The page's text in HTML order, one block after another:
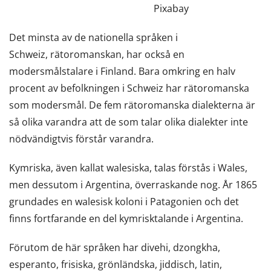
Pixabay
Det minsta av de nationella språken i
Schweiz, rätoromanskan, har också en
modersmålstalare i Finland. Bara omkring en halv
procent av befolkningen i Schweiz har rätoromanska
som modersmål. De fem rätoromanska dialekterna är
så olika varandra att de som talar olika dialekter inte
nödvändigtvis förstår varandra.
Kymriska, även kallat walesiska, talas förstås i Wales,
men dessutom i Argentina, överraskande nog. År 1865
grundades en walesisk koloni i Patagonien och det
finns fortfarande en del kymrisktalande i Argentina.
Förutom de här språken har divehi, dzongkha,
esperanto, frisiska, grönländska, jiddisch, latin,